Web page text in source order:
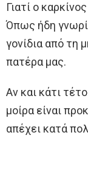
Γιατί ο
Όπως ήδη
γονίδια από τη
πατέρα μας.
Αν και κάτι
μοίρα είναι
απέχει κατά